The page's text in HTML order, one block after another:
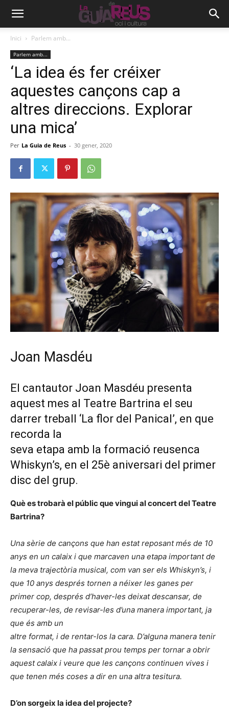
Inici Parlem amb...
Parlem amb...
‘La idea és fer créixer
aquestes cançons cap a
altres direccions. Explorar
una mica’
Per La Guia de Reus - 30 gener, 2020
Joan Masdéu
El cantautor Joan Masdéu presenta
aquest mes al Teatre Bartrina el seu
darrer treball ‘La flor del Panical’, en que
recorda la
seva etapa amb la formació reusenca
Whiskyn’s, en el 25è aniversari del primer
disc del grup.
Què es trobarà el públic que vingui al concert del Teatre
Bartrina?
Una sèrie de cançons que han estat reposant més de 10
anys en un calaix i que marcaven una etapa important de
la meva trajectòria musical, com van ser els Whiskyn’s, i
que 10 anys després tornen a néixer les ganes per
primer cop, després d’haver-les deixat descansar, de
recuperar-les, de revisar-les d’una manera important, ja
que és amb un
altre format, i de rentar-los la cara. D’alguna manera tenir
la sensació que ha passat prou temps per tornar a obrir
aquest calaix i veure que les cançons continuen vives i
que tenen més coses a dir en una altra tesitura.
D’on sorgeix la idea del projecte?